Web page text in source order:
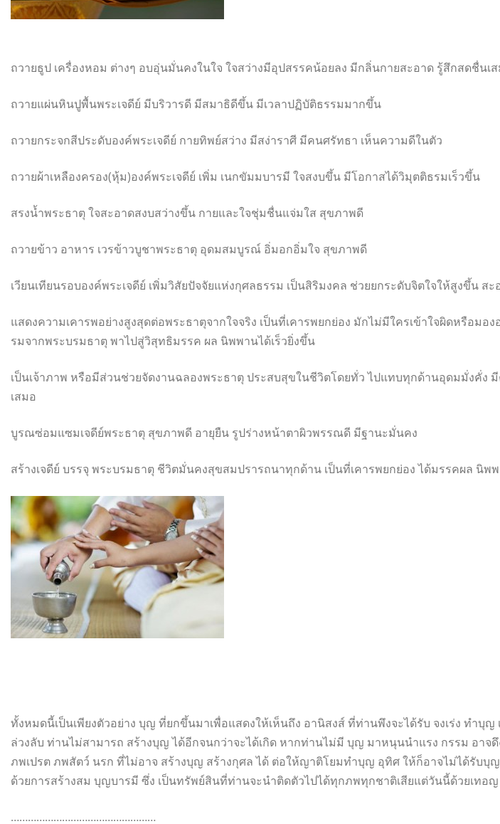
ถวายธูป เครื่องหอม ต่างๆ อบอุ่นมั่นคงในใจ ใจสว่างมีอุปสรรคน้อยลง มีกลิ่นกายสะอาด รู้สึกสดชื่นเ
ถวายแผ่นหินปูพื้นพระเจดีย์ มีบริวารดี มีสมาธิดีขึ้น มีเวลาปฏิบัติธรรมมากขึ้น
ถวายกระจกสีประดับองค์พระเจดีย์ กายทิพย์สว่าง มีสง่าราศี มีคนศรัทธา เห็นความดีในตัว
ถวายผ้าเหลืองครอง(หุ้ม)องค์พระเจดีย์ เพิ่ม เนกขัมมบารมี ใจสงบขึ้น มีโอกาสได้วิมุตติธรมเร็วขึ้น
สรงน้ำพระธาตุ ใจสะอาดสงบสว่างขึ้น กายและใจชุ่มชื่นแจ่มใส สุขภาพดี
ถวายข้าว อาหาร เวรข้าวบูชาพระธาตุ อุดมสมบูรณ์ อิ่มอกอิ่มใจ สุขภาพดี
เวียนเทียนรอบองค์พระเจดีย์ เพิ่มวิสัยปัจจัยแห่งกุศลธรรม เป็นสิริมงคล ช่วยยกระดับจิตใจให้สูงขึ้น ส
แสดงความเคารพอย่างสูงสุดต่อพระธาตุจากใจจริง เป็นที่เคารพยกย่อง มักไม่มีใครเข้าใจผิดหรือมอง
รมจากพระบรมธาตุ พาไปสู่วิสุทธิมรรค ผล นิพพานได้เร็วยิ่งขึ้น
เป็นเจ้าภาพ หรือมีส่วนช่วยจัดงานฉลองพระธาต ประสบสุขในชีวิตโดยทั่ว ไปแทบทุกด้านอุดมมั่งคั่ง
เสมอ
บูรณซ่อมแซมเจดีย์พระธาตุ สุขภาพดี อายุยืน รูปร่างหน้าตาผิวพรรณดี มีฐานะมั่นคง
สร้างเจดีย์ บรรจุ พระบรมธาตุ ชีวิตมั่นคงสุขสมปรารถนาทุกด้าน เป็นที่เคารพยกย่อง ได้มรรคผล นิพ
ทั้งหมดนี้เป็นเพียงตัวอย่าง บุญ ที่ยกขึ้นมาเพื่อแสดงให้เห็นถึง อานิสงส์ ที่ท่านพึงจะได้รับ จงเร่ง ทำบุญ
ล่วงลับ ท่านไม่สามารถ สร้างบุญ ได้อีกจนกว่าจะได้เกิด หากท่านไม่มี บุญ มาหนุนนำแรง กรรม อาจ
ภพเปรต ภพสัตว์ นรก ที่ไม่อาจ สร้างบุญ สร้างกุศล ได้ ต่อให้ญาติโยมทำบุญ อุทิศ ให้ก็อาจไม่ได้รับบุ
ด้วยการสร้างสม บุญบารมี ซึ่ง เป็นทรัพย์สินที่ท่านจะนำติดตัวไปได้ทุกภพทุกชาติเสียแต่วันนี้ด้วยเทอญ
……………………………………………